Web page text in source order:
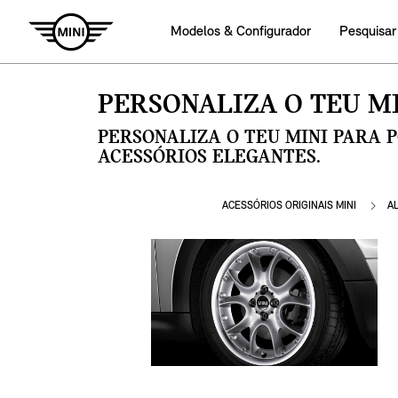
Modelos & Configurador
PERSONALIZA O TEU
PERSONALIZA O TEU MINI PARA
ACESSÓRIOS ELEGANTES.
ACESSÓRIOS ORIGINAIS MINI